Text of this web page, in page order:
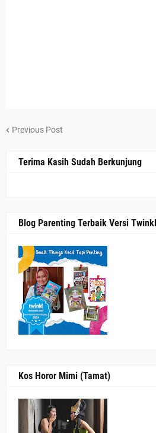
Previous Post
Terima Kasih Sudah Berkunjung
Blog Parenting Terbaik Versi
Kos Horor Mimi (Tamat)